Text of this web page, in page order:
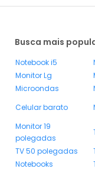
Busca mais
Notebook i5
Monitor Lg
Microondas
Celular barato
Monitor 19
polegadas
TV 50 polegadas
Notebooks